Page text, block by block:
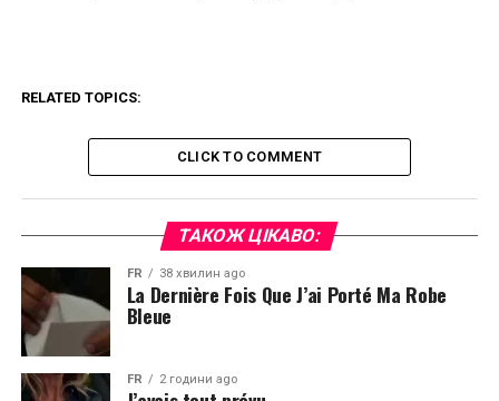
RELATED TOPICS:
CLICK TO COMMENT
ТАКОЖ ЦІКАВО:
FR 38 хвилин ago
La Dernière Fois Que J’ai Porté Ma Robe
Bleue
FR 2 години ago